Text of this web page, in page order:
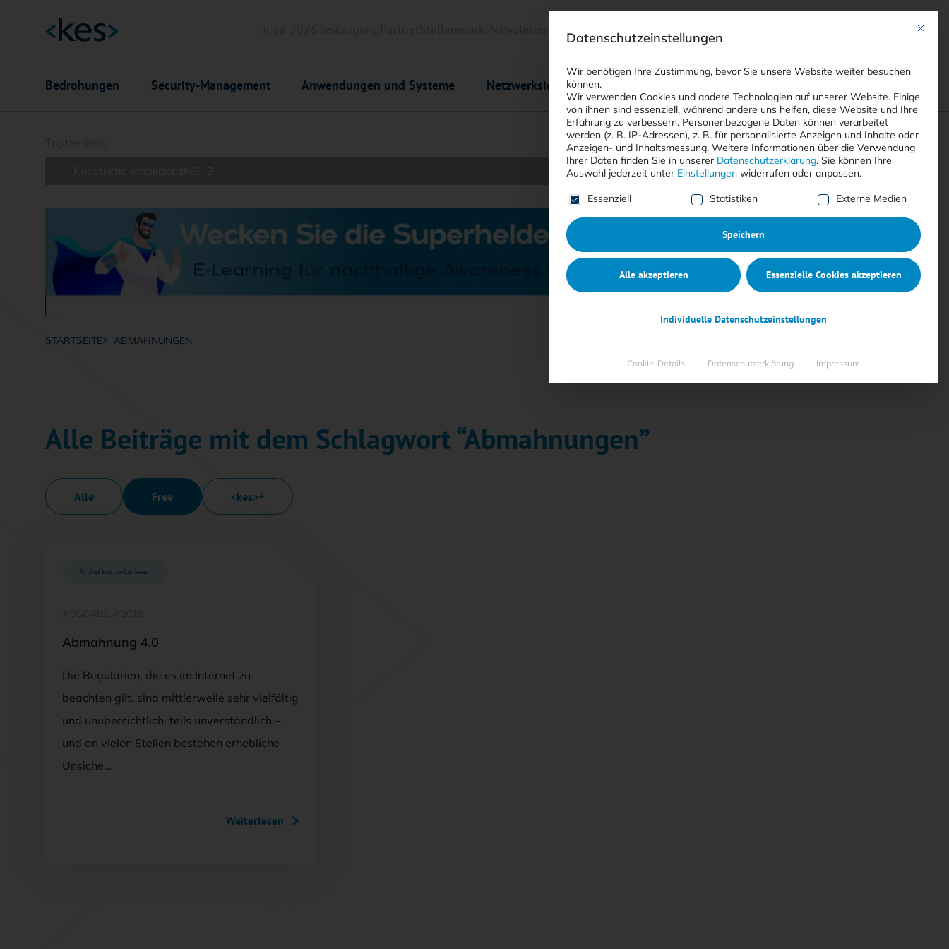
Suchen
<kes>+ Downloads
Hauptnavigation
Bedrohungen Security-Management Anwendungen und Systeme Netzwerksicherheit
Breadcrumb-Navigation
STARTSEITE ABMAHNUNGEN
Alle Beiträge mit dem Schlagwort “Abmahnungen”
Alle Free <kes>+
Artikel kostenlos lesen
Abmahnung 4.0
Die Regularien, die es im Internet zu
beachten gilt, sind mittlerweile sehr vielfältig
und unübersichtlich, teils unverständlich –
und an vielen Stellen bestehen erhebliche
Unsiche…
Weiterlesen
Mit
Datenschutzeinstellungen
Wir benötigen Ihre Zustimmung, bevor Sie unsere Website weiter besuchen
können.
Wir verwenden Cookies und andere Technologien auf unserer Website. Einige
von ihnen sind essenziell, während andere uns helfen, diese Website und Ihre
Erfahrung zu verbessern. Personenbezogene Daten können verarbeitet
werden (z. B. IP-Adressen), z. B. für personalisierte Anzeigen und Inhalte oder
Anzeigen- und Inhaltsmessung. Weitere Informationen über die Verwendung
Ihrer Daten finden Sie in unserer Datenschutzerklärung. Sie können Ihre
Auswahl jederzeit unter Einstellungen widerrufen oder anpassen.
Es folgt eine Liste der Service-Gruppen, für die eine Einwilligung
Essenziell Statistiken Externe Medien
Speichern
Alle akzeptieren Essenzielle Cookies akzeptieren
Individuelle Datenschutzeinstellungen
Cookie-Details Datenschutzerklärung Impressum